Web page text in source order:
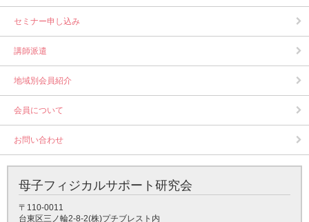
セミナー申し込み
講師派遣
地域別会員紹介
会員について
お問い合わせ
母子フィジカルサポート研究会
〒110-0011
台東区三ノ輪2-8-2(株)プチブレスト内